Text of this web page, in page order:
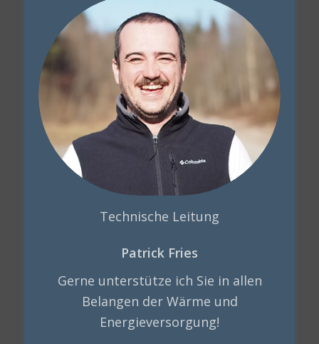
Technische Leitung
Patrick Fries
Gerne unterstütze ich Sie in allen
Belangen der Wärme und
Energieversorgung!